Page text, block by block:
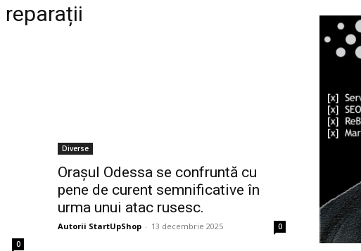
reparații
0
Diverse
Orașul Odessa se confruntă cu
pene de curent semnificative în
urma unui atac rusesc.
Autorii StartUpShop - 13 decembrie 2025 0